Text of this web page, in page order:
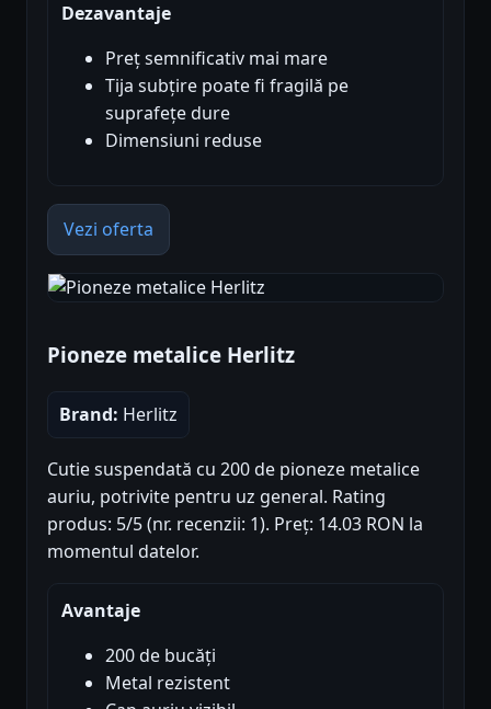
Dezavantaje
Preț semnificativ mai mare
Tija subțire poate fi fragilă pe
suprafețe dure
Dimensiuni reduse
Vezi oferta
Pioneze metalice Herlitz
Brand: Herlitz
Cutie suspendată cu 200 de pioneze metalice
auriu, potrivite pentru uz general. Rating
produs: 5/5 (nr. recenzii: 1). Preț: 14.03 RON la
momentul datelor.
Avantaje
200 de bucăți
Metal rezistent